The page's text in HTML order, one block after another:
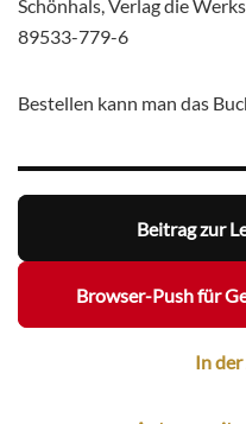
Schönhals, Verlag die
89533-779-6
Bestellen kann man das
Beitrag zur
Browser-Push für
In